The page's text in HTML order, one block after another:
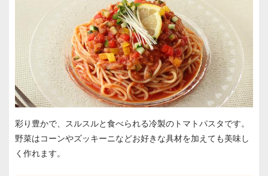
彩り豊かで、スルスルと食べられる冷製のトマトパスタです。
野菜はコーンやズッキーニなどお好きな具材を加えても美味し
く作れます。